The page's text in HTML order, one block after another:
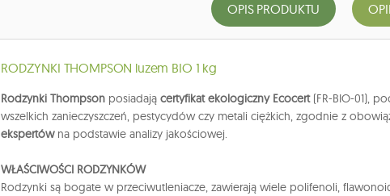
OPIS PRODUKTU
RODZYNKI THOMPSON luzem BIO 1 kg
Rodzynki Thompson posiadają certyfikat ekologiczny Ecocert(FR-BIO-01),
wszelkich zanieczyszczeń, pestycydów czy metali ciężkich, zgodnie z
ekspertów na podstawie analizy jakościowej.
WŁAŚCIWOŚCI RODZYNKÓW
Rodzynki są bogate w przeciwutleniacze, zawierają wiele polifenoli,